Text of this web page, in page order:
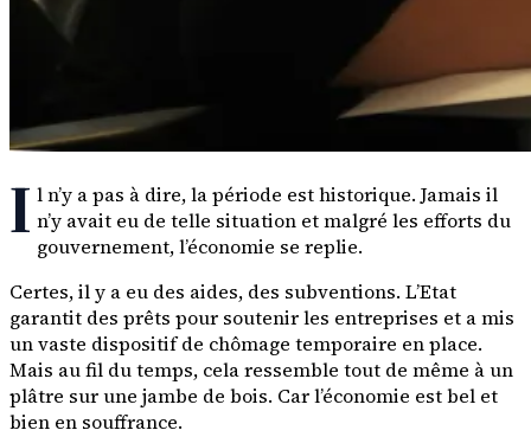
I l n’y a pas à dire, la période est historique. Jamais il
n’y avait eu de telle situation et malgré les efforts du
gouvernement, l’économie se replie.
Certes, il y a eu des aides, des subventions. L’Etat
garantit des prêts pour soutenir les entreprises et a mis
un vaste dispositif de chômage temporaire en place.
Mais au fil du temps, cela ressemble tout de même à un
plâtre sur une jambe de bois. Car l’économie est bel et
bien en souffrance.